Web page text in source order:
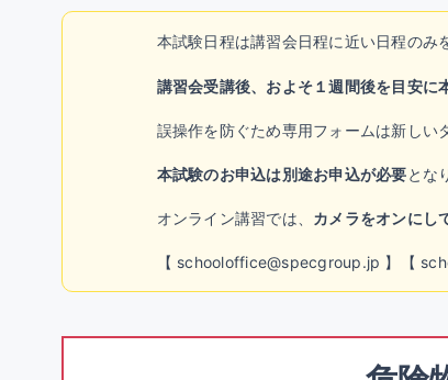
本試験日程は講習会日程に近い日程のみ
講習会受講後、およそ１週間後を目安に
誤操作を防ぐため専用フォームは新しい
本試験のお申込は別途お申込が必要とな
オンライン講習では、 カメラをオンにし
【 schooloffice@specgroup.jp 】【